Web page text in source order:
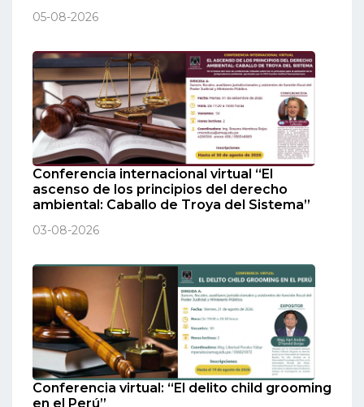
05-08-2026
Conferencia internacional virtual “El
ascenso de los principios del derecho
ambiental: Caballo de Troya del Sistema”
03-08-2026
Conferencia virtual: “El delito child grooming
en el Perú”